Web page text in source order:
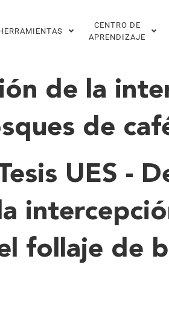
CENTRO DE
APRENDIZAJE
de la
de
UES -
follaje de